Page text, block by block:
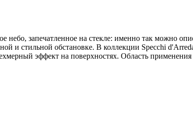
небо, запечатленное на стекле: именно так можно
и стильной обстановке. В коллекции Specchi
эффект на поверхностях. Область